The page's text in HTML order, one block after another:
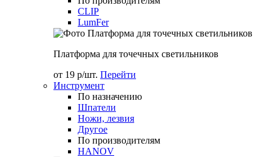
CLIP
LumFer
Платформа для точечных светильников
от 19 р/шт. Перейти
Инструмент
По назначению
Шпатели
Ножи, лезвия
Другое
По производителям
HANOV